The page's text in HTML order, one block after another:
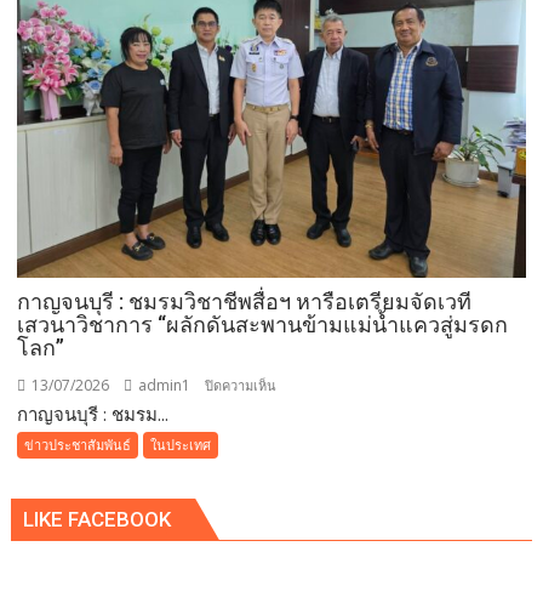
ชัดเจน
เดิน
หน้า
ผลัก
ดัน
มรดก
กาญจนบุรี : ชมรมวิชาชีพสื่อฯ หารือเตรียมจัดเวที
เสวนาวิชาการ “ผลักดันสะพานข้ามแม่น้ำแควสู่มรดก
โลก”
13/07/2026 admin1 ปิดความเห็น
สื่อฯ
กาญจนบุรี : ชมรม...
ข่าวประชาสัมพันธ์ ในประเทศ
LIKE FACEBOOK